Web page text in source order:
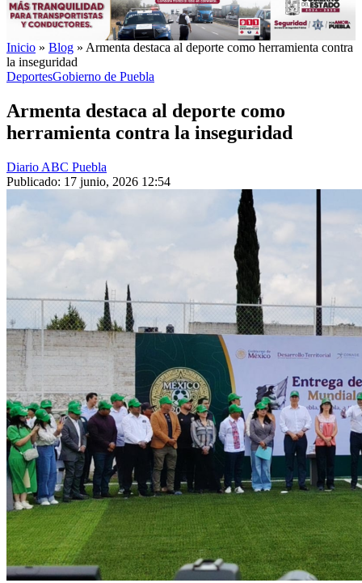
Inicio » Blog » Armenta destaca al deporte como herramienta contra
la inseguridad
DeportesGobierno de Puebla
Armenta destaca al deporte como
herramienta contra la inseguridad
Diario ABC Puebla
Publicado: 17 junio, 2026 12:54